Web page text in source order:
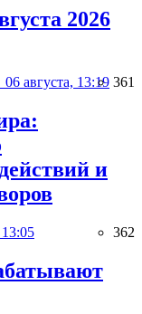
2026
06 августа, 13:19 361
и
13:05 362